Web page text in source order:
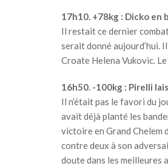
17h10. +78kg : Dicko en
Il restait ce dernier
serait donné aujourd’hui.
Croate Helena Vukovic.
16h50. -100kg : Pirelli
Il n’était pas le favori du
avait déjà planté les
victoire en Grand Chelem
contre deux à son
doute dans les meilleures